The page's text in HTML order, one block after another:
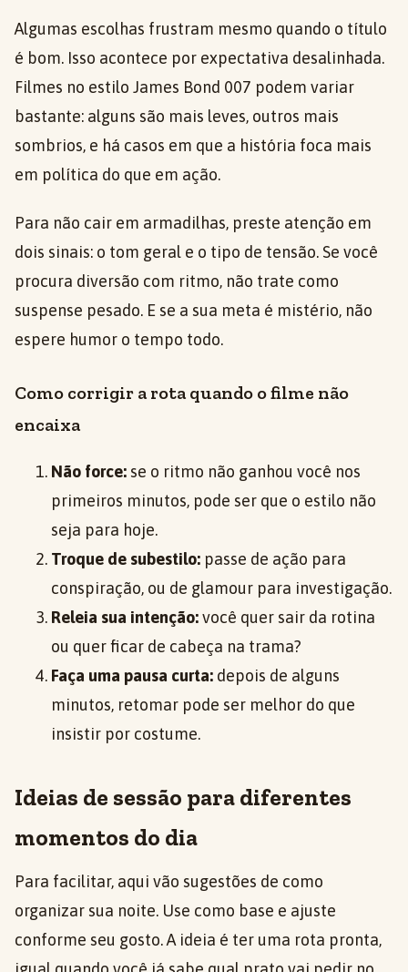
Algumas escolhas frustram mesmo quando o título
é bom. Isso acontece por expectativa desalinhada.
Filmes no estilo James Bond 007 podem variar
bastante: alguns são mais leves, outros mais
sombrios, e há casos em que a história foca mais
em política do que em ação.
Para não cair em armadilhas, preste atenção em
dois sinais: o tom geral e o tipo de tensão. Se você
procura diversão com ritmo, não trate como
suspense pesado. E se a sua meta é mistério, não
espere humor o tempo todo.
Como corrigir a rota quando o filme não
encaixa
Não force: se o ritmo não ganhou você nos
primeiros minutos, pode ser que o estilo não
seja para hoje.
Troque de subestilo: passe de ação para
conspiração, ou de glamour para investigação.
Releia sua intenção:você quer sair da rotina
ou quer ficar de cabeça na trama?
Faça uma pausa curta: depois de alguns
minutos, retomar pode ser melhor do que
insistir por costume.
Ideias de sessão para diferentes
momentos do dia
Para facilitar, aqui vão sugestões de como
organizar sua noite. Use como base e ajuste
conforme seu gosto. A ideia é ter uma rota pronta,